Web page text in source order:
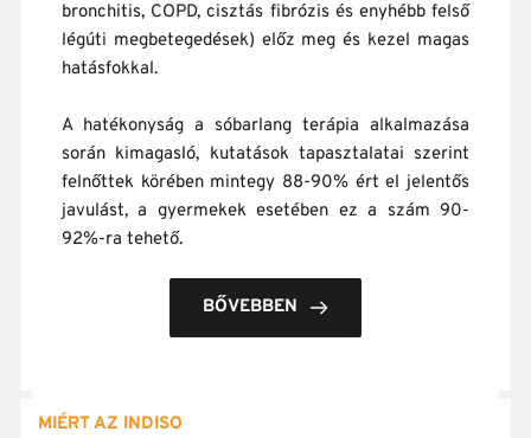
bronchitis, COPD, cisztás fibrózis és enyhébb felső
légúti megbetegedések) előz meg és kezel magas
hatásfokkal.
A hatékonyság a sóbarlang terápia alkalmazása
során kimagasló, kutatások tapasztalatai szerint
felnőttek körében mintegy 88-90% ért el jelentős
javulást, a gyermekek esetében ez a szám 90-
92%-ra tehető.
BŐVEBBEN
MIÉRT AZ INDISO